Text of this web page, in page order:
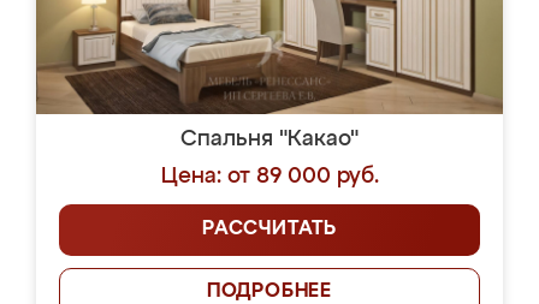
Спальня "Какао"
Цена: от 89 000 руб.
РАССЧИТАТЬ
ПОДРОБНЕЕ